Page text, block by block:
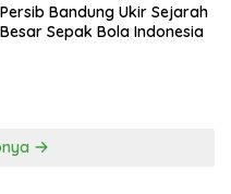
Persib Bandung Ukir Sejarah
Besar Sepak Bola Indonesia